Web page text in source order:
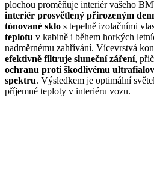
plochou proměňuje interiér vašeho
interiér prosvětlený přirozeným
tónované sklo s tepelně izolačními
teplotu v kabině i během horkých
nadměrnému zahřívání. Vícevrstvá
efektivně filtruje sluneční záření,
ochranu proti škodlivému
spektru. Výsledkem je optimální
příjemné teploty v interiéru vozu.